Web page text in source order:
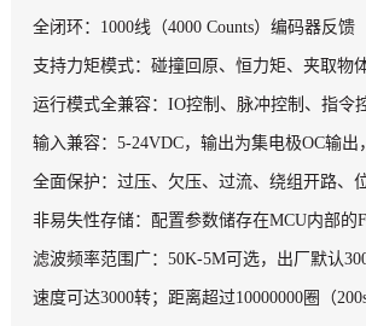
全闭环：1000线（4000 Counts）编码器反馈
支持力矩模式：碰撞回原、恒力矩、夹取物
运行模式全兼容：IO控制、脉冲控制、指令
输入兼容：5-24VDC，输出为集电极OC输出
全面保护：过压、欠压、过流、绕组开路、
非易失性存储：配置参数储存在MCU内部的
滤波频率范围广：50K-5M可选，出厂默认
速度可达3000转；距离超过10000000圈（